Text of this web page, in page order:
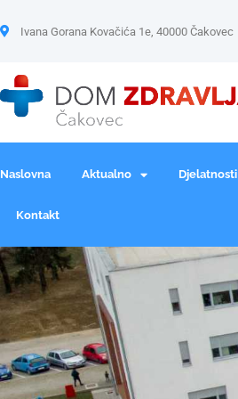
Ivana Gorana Kovačića 1e, 40000 Čakovec
Naslovna Aktualno Djelatnosti
Kontakt